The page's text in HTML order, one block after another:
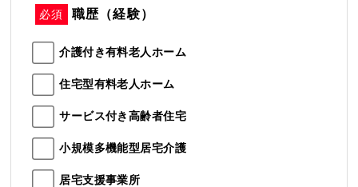
必須 職歴（経験）
介護付き有料老人ホーム
住宅型有料老人ホーム
サービス付き高齢者住宅
小規模多機能型居宅介護
居宅支援事業所